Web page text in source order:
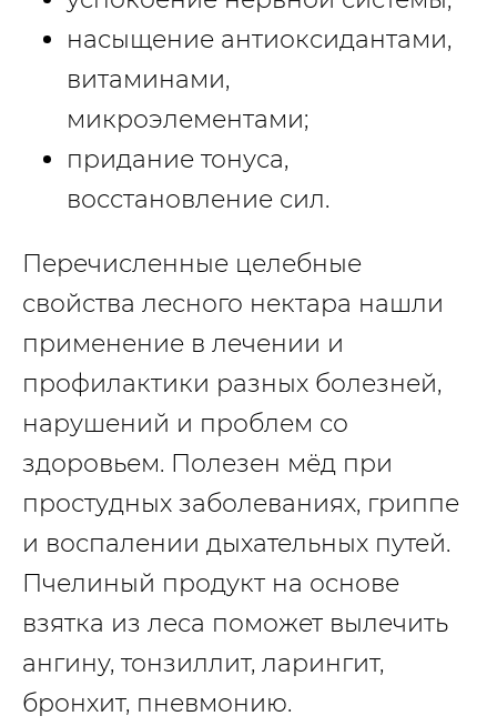
насыщение антиоксидантами,
витаминами,
микроэлементами;
придание тонуса,
восстановление сил.
Перечисленные целебные
свойства лесного нектара нашли
применение в лечении и
профилактики разных болезней,
нарушений и проблем со
здоровьем. Полезен мёд при
простудных заболеваниях, гриппе
и воспалении дыхательных путей.
Пчелиный продукт на основе
взятка из леса поможет вылечить
ангину, тонзиллит, ларингит,
бронхит, пневмонию.